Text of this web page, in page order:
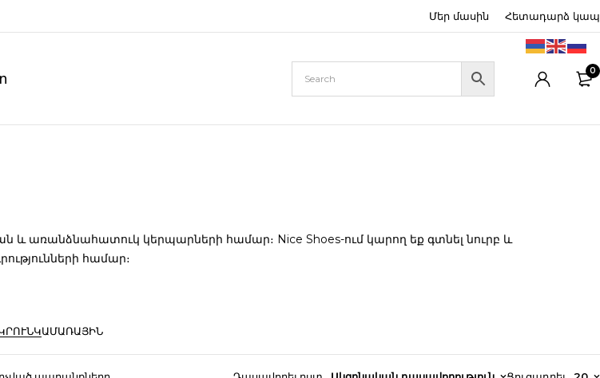
Մեր մասին Հետադարձ կապ
0
և առանձնահատուկ կերպարների համար։ Nice Shoes-ում կարող եք գտնել նուրբ և
համար։
ԱՄԱՌԱՅԻՆ